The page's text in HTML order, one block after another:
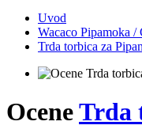
Uvod
Wacaco Pipamoka /
Trda torbica za
OceneTrda